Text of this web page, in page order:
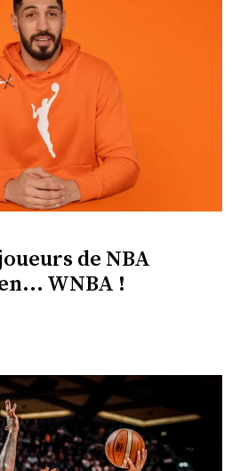
de NBA
WNBA !